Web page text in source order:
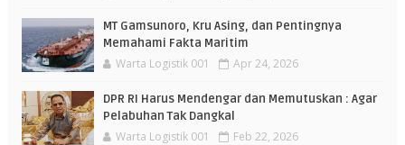
MT Gamsunoro, Kru Asing, dan Pentingnya
Memahami Fakta Maritim
Warta Logistik 001 Apr 24, 2026
DPR RI Harus Mendengar dan Memutuskan : Agar
Pelabuhan Tak Dangkal
Warta Logistik 001 Feb 22, 2026